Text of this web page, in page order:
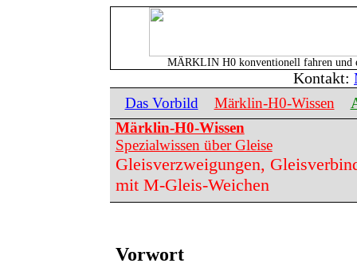
MÄRKLIN H0 konventionell fahren und
Kontakt:
Das Vorbild
Märklin‑H0‑Wissen
Märklin-H0-Wissen
Spezialwissen über Gleise
Gleisverzweigungen,
mit M-Gleis-Weichen
Vorwort